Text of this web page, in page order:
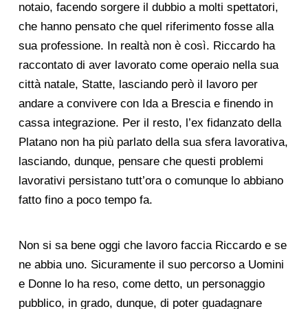
notaio, facendo sorgere il dubbio a molti spettatori,
che hanno pensato che quel riferimento fosse alla
sua professione. In realtà non è così. Riccardo ha
raccontato di aver lavorato come operaio nella sua
città natale, Statte, lasciando però il lavoro per
andare a convivere con Ida a Brescia e finendo in
cassa integrazione. Per il resto, l’ex fidanzato della
Platano non ha più parlato della sua sfera lavorativa,
lasciando, dunque, pensare che questi problemi
lavorativi persistano tutt’ora o comunque lo abbiano
fatto fino a poco tempo fa.
Non si sa bene oggi che lavoro faccia Riccardo e se
ne abbia uno. Sicuramente il suo percorso a Uomini
e Donne lo ha reso, come detto, un personaggio
pubblico, in grado, dunque, di poter guadagnare